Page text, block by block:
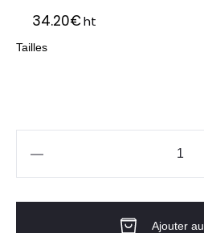
34.20€ht
Tailles
Ajouter